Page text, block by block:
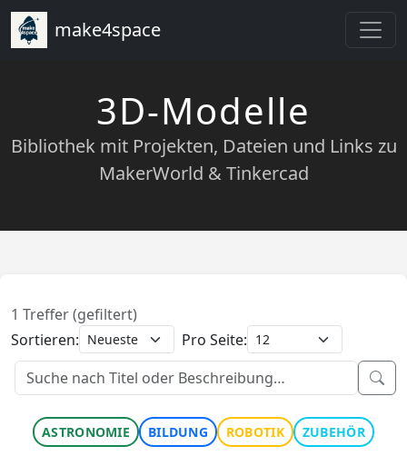
make4space
3D-Modelle
Bibliothek mit Projekten, Dateien und Links zu
MakerWorld & Tinkercad
1 Treffer (gefiltert)
Sortieren:
Pro Seite:
ASTRONOMIE BILDUNG ROBOTIK ZUBEHÖR